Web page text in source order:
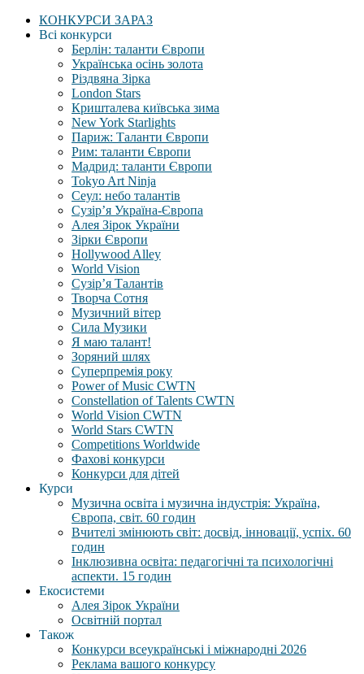
КОНКУРСИ ЗАРАЗ
Всі конкурси
Берлін: таланти Європи
Українська осінь золота
Різдвяна Зірка
London Stars
Кришталева київська зима
New York Starlights
Париж: Таланти Європи
Рим: таланти Європи
Мадрид: таланти Європи
Tokyo Art Ninja
Сеул: небо талантів
Сузір’я Україна-Європа
Алея Зірок України
Зірки Європи
Hollywood Alley
World Vision
Сузір’я Талантів
Творча Сотня
Музичний вітер
Сила Музики
Я маю талант!
Зоряний шлях
Суперпремія року
Power of Music CWTN
Constellation of Talents CWTN
World Vision CWTN
World Stars CWTN
Competitions Worldwide
Фахові конкурси
Конкурси для дітей
Курси
Музична освіта і музична індустрія: Україна,
Європа, світ. 60 годин
Вчителі змінюють світ: досвід, інновації, успіх. 60
годин
Інклюзивна освіта: педагогічні та психологічні
аспекти. 15 годин
Екосистеми
Алея Зірок України
Освітній портал
Також
Конкурси всеукраїнські і міжнародні 2026
Реклама вашого конкурсу